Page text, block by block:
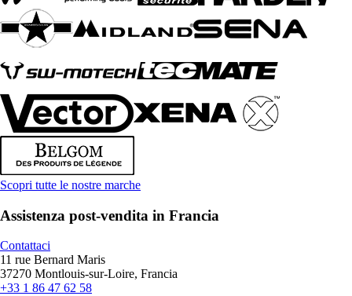
Scopri tutte le nostre marche
Assistenza post-vendita in Francia
Contattaci
11 rue Bernard Maris
37270 Montlouis-sur-Loire, Francia
+33 1 86 47 62 58